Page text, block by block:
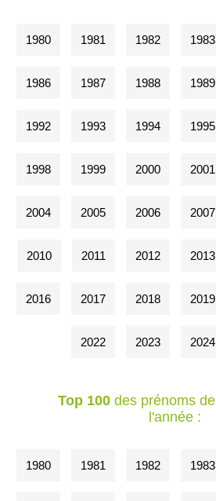
1980 1981 1982 1983
1986 1987 1988 1989
1992 1993 1994 1995
1998 1999 2000 2001
2004 2005 2006 2007
2010 2011 2012 2013
2016 2017 2018 2019
2022 2023 2024
Top 100des prénoms de
l'année :
1980 1981 1982 1983